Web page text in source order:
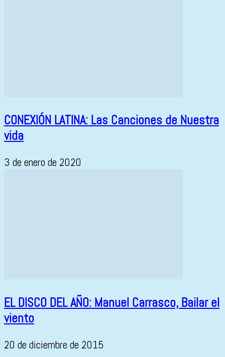
CONEXIÓN LATINA: Las Canciones de Nuestra
vida
3 de enero de 2020
EL DISCO DEL AÑO: Manuel Carrasco, Bailar el
viento
20 de diciembre de 2015